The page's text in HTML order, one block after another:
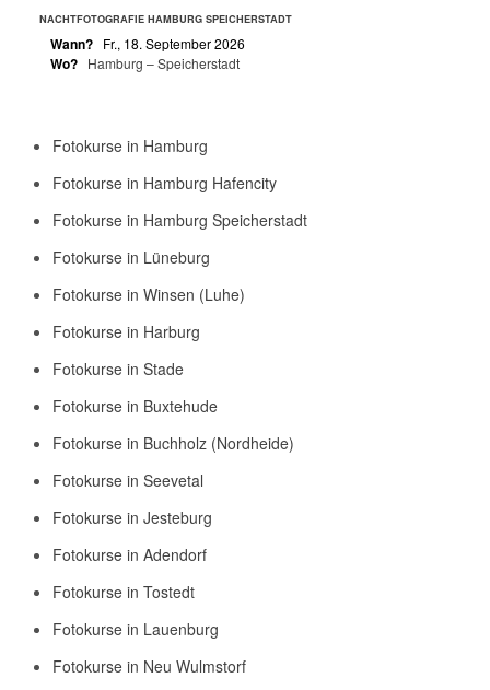
NACHTFOTOGRAFIE HAMBURG SPEICHERSTADT
Wann? Fr., 18. September 2026
Wo? Hamburg – Speicherstadt
Fotokurse in Hamburg
Fotokurse in Hamburg Hafencity
Fotokurse in Hamburg Speicherstadt
Fotokurse in Lüneburg
Fotokurse in Winsen (Luhe)
Fotokurse in Harburg
Fotokurse in Stade
Fotokurse in Buxtehude
Fotokurse in Buchholz (Nordheide)
Fotokurse in Seevetal
Fotokurse in Jesteburg
Fotokurse in Adendorf
Fotokurse in Tostedt
Fotokurse in Lauenburg
Fotokurse in Neu Wulmstorf